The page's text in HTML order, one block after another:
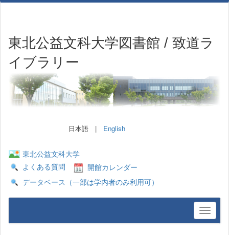
東北公益文科大学図書館 / 致道ラ
イブラリー
日本語 | English
東北公益文科大学
よくある質問
開館カレンダー
データベース（一部は学内者のみ利用可）